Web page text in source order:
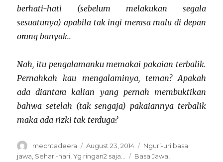
berhati-hati (sebelum melakukan segala
sesuatunya) apabila tak ingi merasa malu di depan
orang banyak..
Nah, itu pengalamanku memakai pakaian terbalik.
Pernahkah kau mengalaminya, teman? Apakah
ada diantara kalian yang pernah membuktikan
bahwa setelah (tak sengaja) pakaiannya terbalik
maka ada rizki tak terduga?
Author
mechtadeera
Posted
on
August 23, 2014 Categories
Nguri-uri basa
jawa Sehari-hari ,Yg ringan2 saja... Tags
Basa Jawa